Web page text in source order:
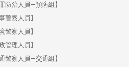
防治人員—預防組】
警察人員】
警察人員】
管理人員】
警察人員—交通組】